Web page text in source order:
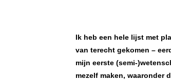
Ik heb een hele lijst met
van terecht gekomen –
mijn eerste (semi-
mezelf maken, waaronder